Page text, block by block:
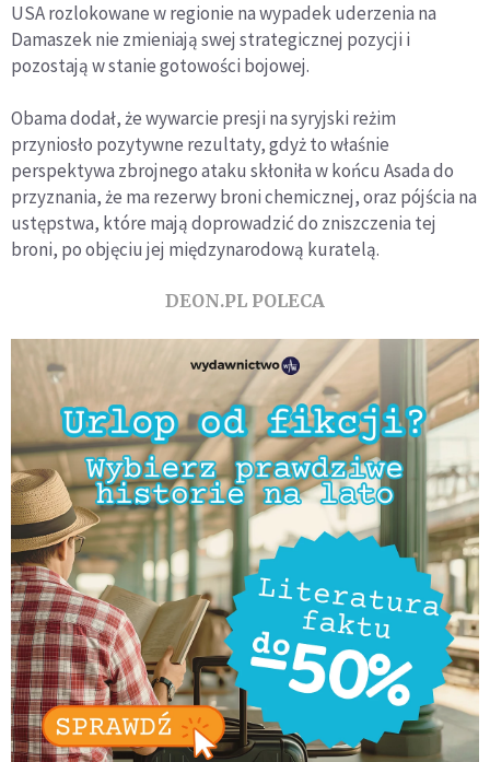
USA rozlokowane w regionie na wypadek uderzenia na
Damaszek nie zmieniają swej strategicznej pozycji i
pozostają w stanie gotowości bojowej.
Obama dodał, że wywarcie presji na syryjski reżim
przyniosło pozytywne rezultaty, gdyż to właśnie
perspektywa zbrojnego ataku skłoniła w końcu Asada do
przyznania, że ma rezerwy broni chemicznej, oraz pójścia na
ustępstwa, które mają doprowadzić do zniszczenia tej
broni, po objęciu jej międzynarodową kuratelą.
DEON.PL POLECA